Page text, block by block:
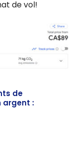
de vol!
de
argent :